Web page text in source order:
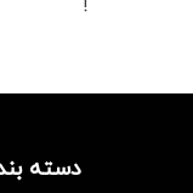
!
دسته